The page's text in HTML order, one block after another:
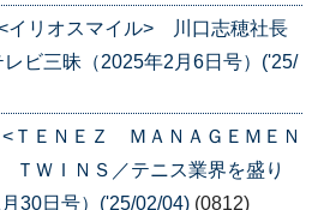
イリオスマイル> 川口志穂社長
ビ三昧（2025年2月6日号）('25/
ＴＥＮＥＺ ＭＡＮＡＧＥＭＥＮ
ＷＩＮＳ／テニス業界を盛り
30日号）('25/02/04) (0812)